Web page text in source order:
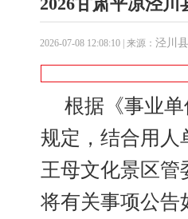
2026-07-08 12:08:10 | 来源： 泾川县
根据《事业
规定，结合用人
王母文化景区管
将有关事项公告